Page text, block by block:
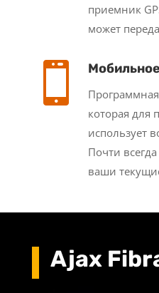
приемник
может

которая для
использует
Почти
ваши
Ajax